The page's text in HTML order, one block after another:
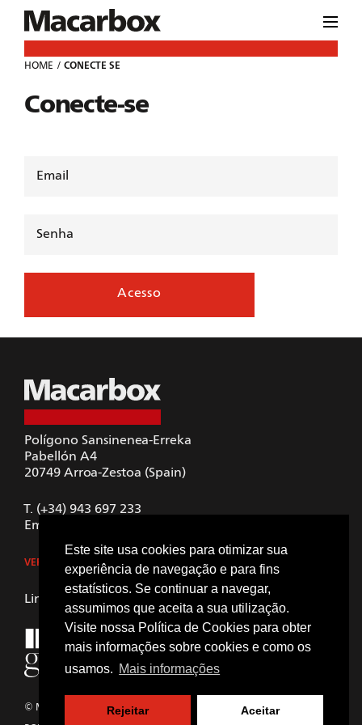
Este site usa cookies para otimizar sua
experiência de navegação e para fins
estatísticos. Se continuar a navegar,
assumimos que aceita a sua utilização.
Visite nossa Política de Cookies para obter
mais informações sobre cookies e como os
usamos. Mais informações
Rejeitar Aceitar
HOME CONECTE SE
Conecte-se
Acesso
Polígono Sansinenea-Erreka
Pabellón A4
20749 Arroa-Zestoa (Spain)
T. (+34) 943 697 233
Email.
VER NO GOOGLE MAPS
LinkedIn
© Macarbox, S. L. U. Todos os direitos reservados